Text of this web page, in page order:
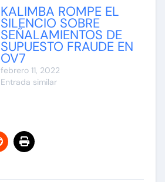
KALIMBA ROMPE EL
SILENCIO SOBRE
SEÑALAMIENTOS DE
SUPUESTO FRAUDE EN
OV7
febrero 11, 2022
Entrada similar